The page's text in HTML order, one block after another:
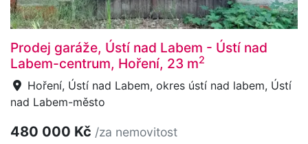
Prodej garáže, Ústí nad Labem - Ústí nad
Labem-centrum, Hoření, 23 m2
Hoření, Ústí nad Labem, okres ústí nad labem, Ústí
nad Labem-město
480 000 Kč /za nemovitost